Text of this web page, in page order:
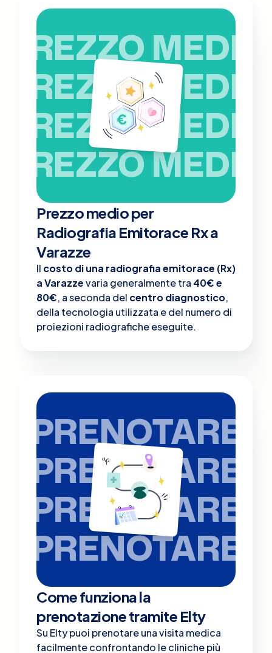
PREZZO MEDIO
PREZZO MEDIO
PREZZO MEDIO
PREZZO MEDIO
Prezzo medio per
Radiografia Emitorace Rx a
Varazze
Il costo di una radiografia emitorace (Rx)
a Varazzevaria generalmente tra 40€ e
80€, a seconda del centro diagnostico,
della tecnologia utilizzata e del numero di
proiezioni radiografiche eseguite.
PRENOTARE
PRENOTARE
PRENOTARE
PRENOTARE
Come funziona la
prenotazione tramite Elty
Su Elty puoi prenotare una visita medica
facilmente confrontando le cliniche più